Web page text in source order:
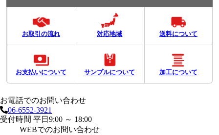
お取引の流れ 対応地域 送料について
お支払いについて サンプルについて 加工について
お電話でのお問い合わせ
06-6552-3921
受付時間 平日9:00 ～ 18:00
WEBでのお問い合わせ